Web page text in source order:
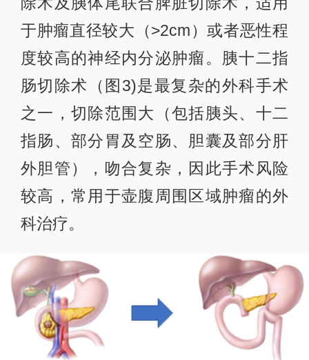
于肿瘤直径较大（>2cm）或者恶性程
度较高的神经内分泌肿瘤。胰十二指
肠切除术（图3)是最复杂的外科手术
之一，切除范围大（包括胰头、十二
指肠、部分胃及空肠、胆囊及部分肝
外胆管），吻合复杂，因此手术风险
较高，常用于壶腹周围区域肿瘤的外
科治疗。